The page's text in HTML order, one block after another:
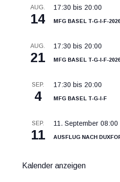
AUG.
14
17:30 bis 20:00
MFG Basel T-G-I-F-
AUG.
21
17:30 bis 20:00
MFG Basel T-G-I-F-
SEP.
4
17:30 bis 20:00
MFG Basel T-G-I-F
SEP.
11
11. September 08:00
Ausflug nach
Kalender anzeigen